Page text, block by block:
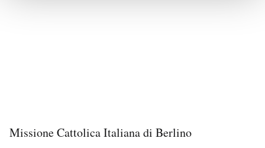
Missione Cattolica Italiana di Berlino